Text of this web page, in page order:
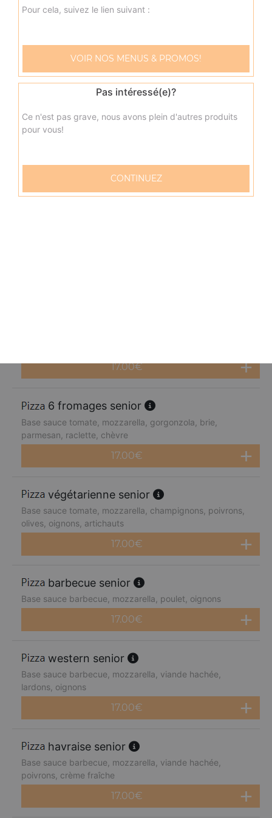
oeuf
napolitaine senior
Base sauce tomate, mozzarella, anchois, câpres, olives
17.00€
17.00€
6 fromages senior
Base sauce tomate, mozzarella, gorgonzola, brie,
parmesan, raclette, chèvre
17.00€
végétarienne senior
Base sauce tomate, mozzarella, champignons, poivrons,
olives, oignons, artichauts
17.00€
barbecue senior
Base sauce barbecue, mozzarella, poulet, oignons
17.00€
western senior
Base sauce barbecue, mozzarella, viande hachée,
lardons, oignons
17.00€
havraise senior
Base sauce barbecue, mozzarella, viande hachée,
poivrons, crème fraîche
17.00€
Pour cela, suivez le lien suivant :
VOIR NOS MENUS & PROMOS!
Pas intéressé(e)?
Ce n'est pas grave, nous avons plein d'autres produits
pour vous!
CONTINUEZ